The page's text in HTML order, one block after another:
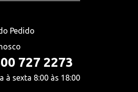
Pedido
727 2273
à sexta 8:00 às 18:00